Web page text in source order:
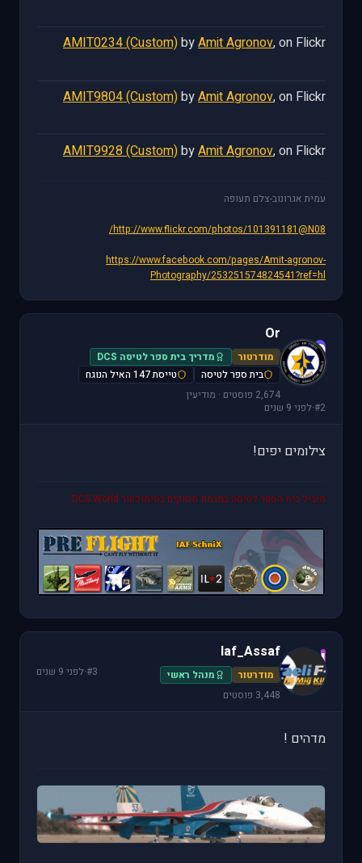
AMIT0234 (Custom)byAmit Agronov, on Flickr
AMIT9804 (Custom)byAmit Agronov, on Flickr
AMIT9928 (Custom)byAmit Agronov, on Flickr
עמית אגרונוב-צלם תעופה
http://www.flickr.com/photos/101391181@N08/
https://www.facebook.com/pages/Amit-agronov-
Photography/253251574824541?ref=hl
O
Or
מודרטור
מדריך בית ספר לטיסה DCS
בית ספר לטיסה
טייסת 147 האיל הנוגח
2,674 פוסטים · מודיעין
#2
·לפני 9 שנים
צילומים יפים!
מוביל בית הספר לטיסה במגמת מסוקים בסימולטור DCS World
I
Iaf_Assaf
מודרטור
מנהל ראשי
3,448 פוסטים
#3
·לפני 9 שנים
מדהים !